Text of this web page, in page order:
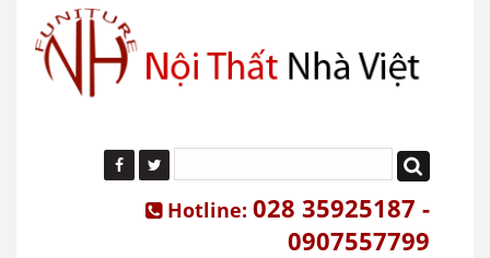
Hotline: 028 35925187 -
0907557799